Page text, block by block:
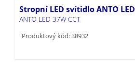
Stropní LED svítidlo ANTO LED
ANTO LED 37W CCT
Produktový kód: 38932